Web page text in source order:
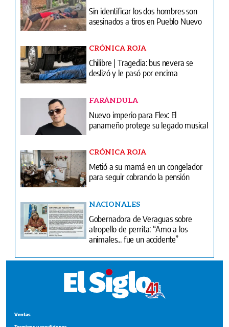
Sin identificar los dos hombres son
asesinados a tiros en Pueblo Nuevo
CRÓNICA ROJA
Chilibre | Tragedia: bus nevera se
deslizó y le pasó por encima
FARÁNDULA
Nuevo imperio para Flex: El
panameño protege su legado musical
CRÓNICA ROJA
Metió a su mamá en un congelador
para seguir cobrando la pensión
NACIONALES
Gobernadora de Veraguas sobre
atropello de perrita: “Amo a los
animales... fue un accidente”
Ventas